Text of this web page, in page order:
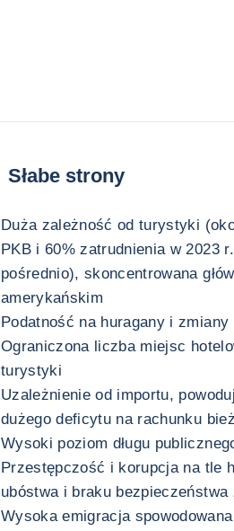
Słabe strony
Duża zależność od turystyki
PKB i 60% zatrudnienia w 2023
pośrednio), skoncentrowana
amerykańskim
Podatność na huragany i zmiany
Ograniczona liczba miejsc
turystyki
Uzależnienie od importu,
dużego deficytu na rachunku
Wysoki poziom długu
Przestępczość i korupcja na tle
ubóstwa i braku bezpieczeństwa
Wysoka emigracja